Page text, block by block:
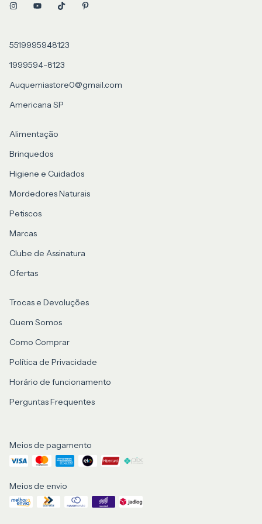
5519995948123
1999594-8123
Auquemiastore0@gmail.com
Americana SP
Alimentação
Brinquedos
Higiene e Cuidados
Mordedores Naturais
Petiscos
Marcas
Clube de Assinatura
Ofertas
Trocas e Devoluções
Quem Somos
Como Comprar
Política de Privacidade
Horário de funcionamento
Perguntas Frequentes
Meios de pagamento
Meios de envio